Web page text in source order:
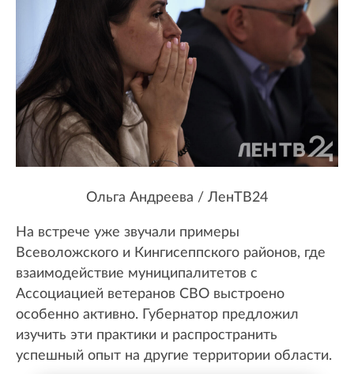
Ольга Андреева / ЛенТВ24
На встрече уже звучали примеры
Всеволожского и Кингисеппского районов, где
взаимодействие муниципалитетов с
Ассоциацией ветеранов СВО выстроено
особенно активно. Губернатор предложил
изучить эти практики и распространить
успешный опыт на другие территории области.